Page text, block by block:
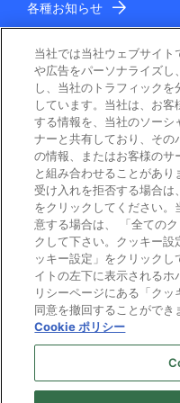
各種お知らせ
IR情報
電子公告
ご利用条件
個人情報保護
Cookie ポリシー
プライバシーマーク
当社では当社ウェブサイ
や広告をパーソナライズ
し、当社のトラフィック
しています。当社は、お
する情報を、当社のソーシ
ナーと共有しており、そ
の情報、またはお客様のサ
と組み合わせることがあ
受け入れを拒否する場合は
をクリックしてください
意する場合は、 「全ての
クして下さい。クッキー設
ッキー設定」をクリック
イトの左下に表示される
リシーページにある「ク
同意を撤回することができ
Cookie ポリシー